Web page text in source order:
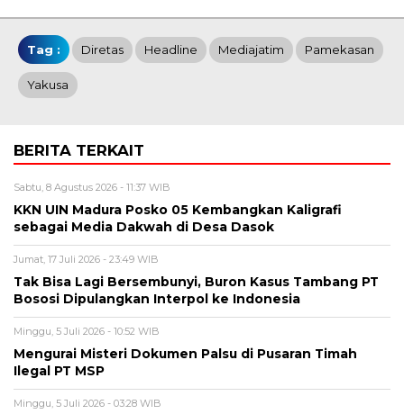
Tag : Diretas Headline Mediajatim Pamekasan
Yakusa
BERITA TERKAIT
Sabtu, 8 Agustus 2026 - 11:37 WIB
KKN UIN Madura Posko 05 Kembangkan Kaligrafi
sebagai Media Dakwah di Desa Dasok
Jumat, 17 Juli 2026 - 23:49 WIB
Tak Bisa Lagi Bersembunyi, Buron Kasus Tambang PT
Bososi Dipulangkan Interpol ke Indonesia
Minggu, 5 Juli 2026 - 10:52 WIB
Mengurai Misteri Dokumen Palsu di Pusaran Timah
Ilegal PT MSP
Minggu, 5 Juli 2026 - 03:28 WIB